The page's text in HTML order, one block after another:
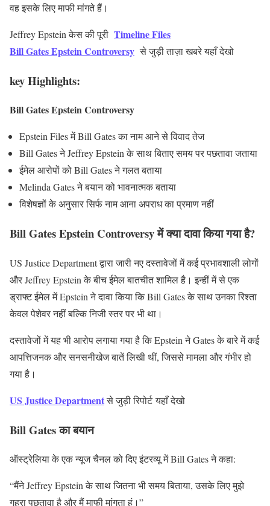
वह इसके लिए माफी मांगते हैं।
Jeffrey Epstein केस की पूरी Timeline Files
Bill Gates Epstein Controversy से जुड़ी ताज़ाखबरे यहाँ देखो
key Highlights:
Bill Gates Epstein Controversy
Epstein Files में Bill Gates का नाम आने से विवाद तेज
Bill Gates ने Jeffrey Epstein के साथ बिताए समय पर पछतावा जताया
ईमेल आरोपों को Bill Gates ने गलत बताया
Melinda Gates ने बयान को भावनात्मक बताया
विशेषज्ञों के अनुसार सिर्फ नाम आना अपराध का प्रमाण नहीं
Bill Gates Epstein Controversy में क्या दावा किया गया है?
US Justice Department द्वारा जारी नए दस्तावेजों में कई प्रभावशाली लोगों
और Jeffrey Epstein के बीच ईमेल बातचीत शामिल है। इन्हीं में से एक
ड्राफ्ट ईमेल में Epstein ने दावा किया कि Bill Gates के साथ उनका रिश्ता
केवल पेशेवर नहीं बल्कि निजी स्तर पर भी था।
दस्तावेजों में यह भी आरोप लगाया गया है कि Epstein ने Gates के बारे में कई
आपत्तिजनक और सनसनीखेज बातें लिखी थीं, जिससे मामला और गंभीर हो
गया है।
US Justice Departmentसे जुड़ी रिपोर्टयहाँ देखो
Bill Gates का बयान
ऑस्ट्रेलिया के एक न्यूज चैनल को दिए इंटरव्यू में Bill Gates ने कहा:
“मैंने Jeffrey Epstein के साथ जितना भी समय बिताया, उसके लिए मुझे
गहरा पछतावा है और मैं माफी मांगता हूं।”